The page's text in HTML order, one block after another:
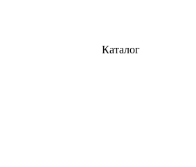
Каталог